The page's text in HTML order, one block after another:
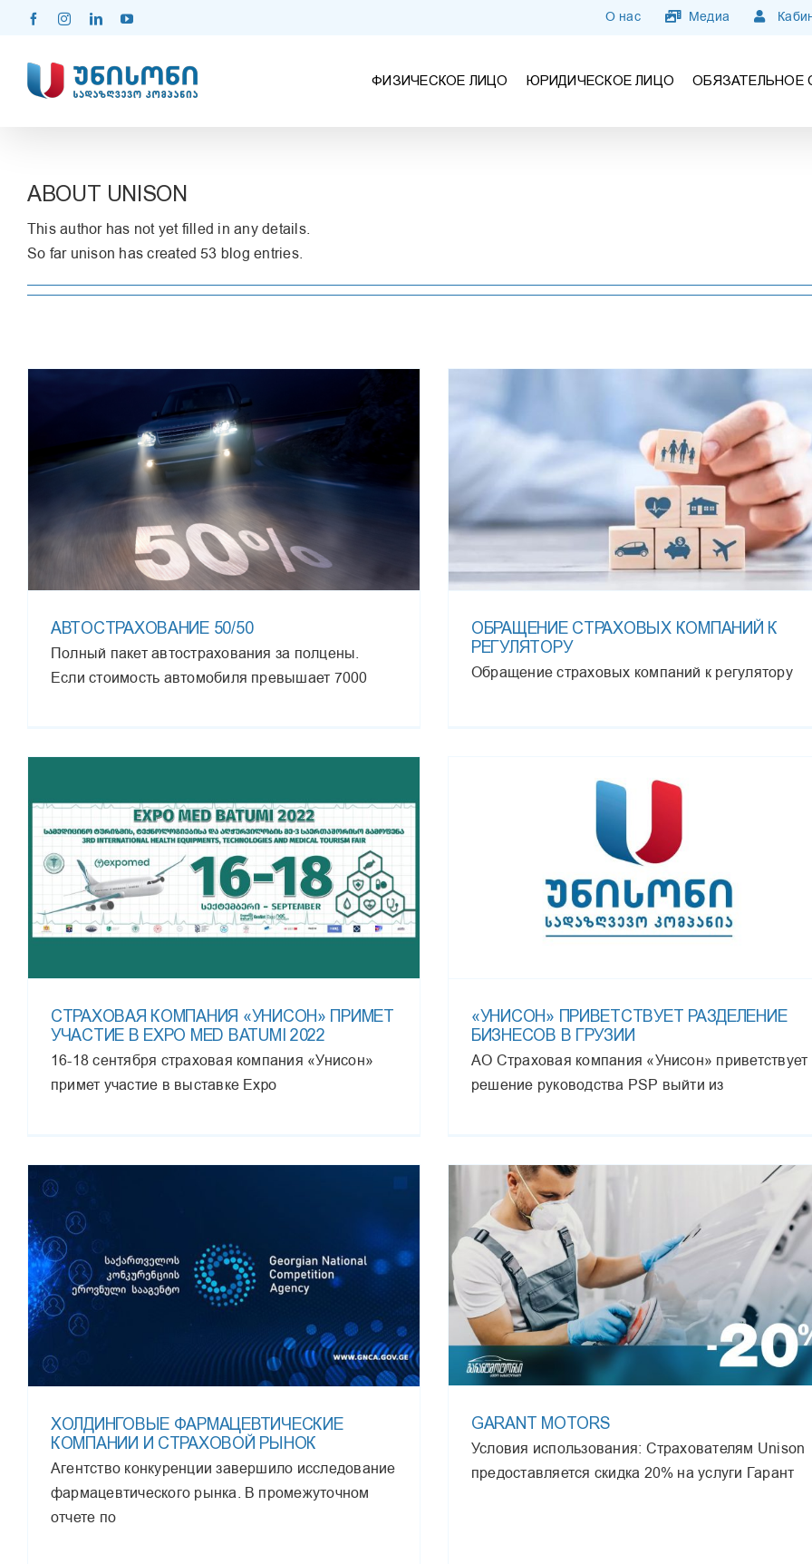
content
FacebookInstagramLinkedInYouTube О нас Медиа
ФИЗИЧЕСКОЕ ЛИЦО ЮРИДИЧЕСКОЕ ЛИЦО ОБЯЗАТЕЛЬНОЕ
ABOUT UNISON
This author has not yet filled in any details.
So far unison has created 53 blog entries.
АВТОСТРАХОВАНИЕ 50/50
Полный пакет автострахования за полцены.
Если стоимость автомобиля превышает 7000
ОБРАЩЕНИЕ СТРАХОВЫХ КОМПАНИЙ К
РЕГУЛЯТОРУ
Обращение страховых компаний к регулятору
СТРАХОВАЯ КОМПАНИЯ «УНИСОН» ПРИМЕТ
УЧАСТИЕ В EXPO MED BATUMI 2022
16-18 сентября страховая компания «Унисон»
примет участие в выставке Expo
«УНИСОН» ПРИВЕТСТВУЕТ РАЗДЕЛЕНИЕ
БИЗНЕСОВ В ГРУЗИИ
АО Страховая компания «Унисон» приветствует
решение руководства PSP выйти из
ХОЛДИНГОВЫЕ ФАРМАЦЕВТИЧЕСКИЕ
КОМПАНИИ И СТРАХОВОЙ РЫНОК
Агентство конкуренции завершило исследование
фармацевтического рынка. В промежуточном
отчете по
GARANT MOTORS
Условия использования: Страхователям Unison
предоставляется скидка 20% на услуги Гарант